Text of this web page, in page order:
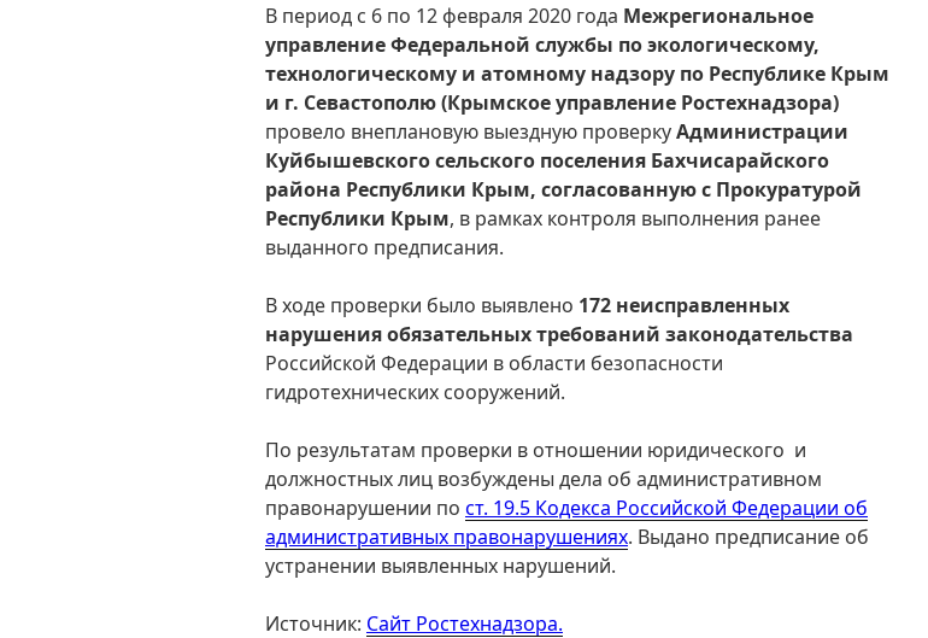
В период с 6 по 12 февраля 2020 года Межрегиональное
управление Федеральной службы по экологическому,
технологическому и атомному надзору по Республике Крым
и г. Севастополю (Крымское управление Ростехнадзора)
провело внеплановую выездную проверкуАдминистрации
Куйбышевского сельского поселения Бахчисарайского
района Республики Крым, согласованную с Прокуратурой
Республики Крым, в рамках контроля выполнения ранее
выданного предписания.
В ходе проверки было выявлено 172 неисправленных
нарушения обязательных требований законодательства
Российской Федерации в области безопасности
гидротехнических сооружений.
По результатам проверки в отношении юридического и
должностных лиц возбуждены дела об административном
правонарушении по ст. 19.5 Кодекса Российской Федерации об
административных правонарушениях. Выдано предписание об
устранении выявленных нарушений.
Источник: Сайт Ростехнадзора.